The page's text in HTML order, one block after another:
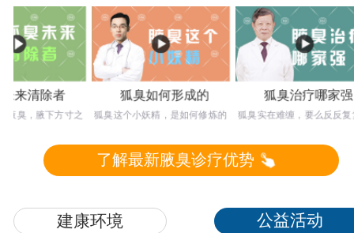
清除者
，腋下方寸之
狐臭如何形成的
狐臭这个小妖精，是如何修炼的
树也枯，可见
狐臭治疗哪家强
狐臭实在难缠，要么反反复复总
不治，那么应
了解最新腋臭诊疗优势
建康环境 公益活动